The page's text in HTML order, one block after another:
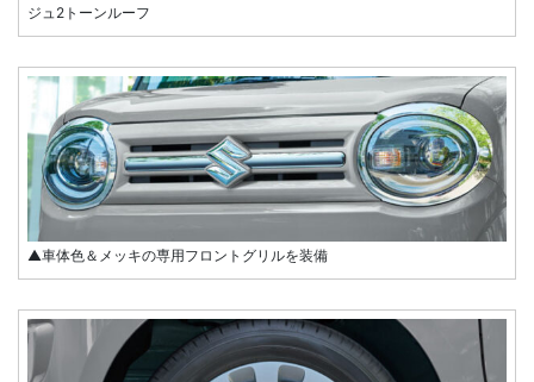
ジュ2トーンルーフ
▲車体色＆メッキの専用フロントグリルを装備